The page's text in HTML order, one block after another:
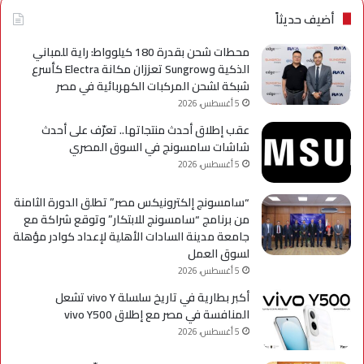
A
أضيف حديثاً
محطات شحن بقدرة 180 كيلوواط: راية للمباني
الذكية وSungrow تعززان مكانة Electra كأسرع
شبكة لشحن المركبات الكهربائية في مصر
5 أغسطس، 2026
عقب إطلاق أحدث منتجاتها.. تعرّف على أحدث
شاشات سامسونج في السوق المصري
5 أغسطس، 2026
“سامسونج إلكترونيكس مصر” تطلق الدورة الثامنة
من برنامج “سامسونج للابتكار” وتوقع شراكة مع
جامعة مدينة السادات الأهلية لإعداد كوادر مؤهلة
لسوق العمل
5 أغسطس، 2026
أكبر بطارية في تاريخ سلسلة vivo Y تشعل
المنافسة في مصر مع إطلاق vivo Y500
5 أغسطس، 2026